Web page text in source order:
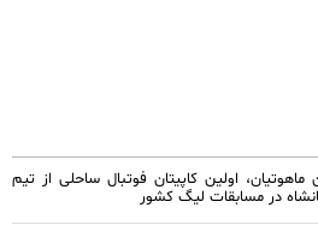
اولین کاپیتان فوتبال ساحلی از تیم
در مسابقات لیگ کشور